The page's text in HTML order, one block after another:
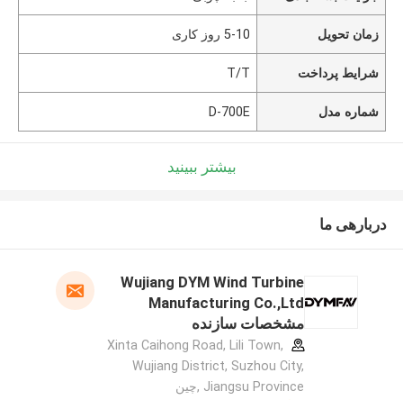
زمان تحویل 5-10 روز کاری
شرایط پرداخت T/T
شماره مدل D-700E
بیشتر ببینید
دربارهی ما
Wujiang DYM Wind Turbine
Manufacturing Co.,Ltd
مشخصات سازنده
Xinta Caihong Road, Lili Town,
Wujiang District, Suzhou City,
Jiangsu Province ,چین